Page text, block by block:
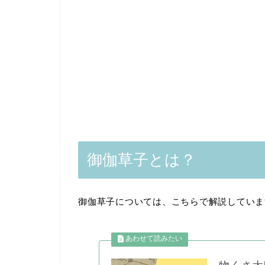
御伽草子とは？
御伽草子については、こちらで解説してい